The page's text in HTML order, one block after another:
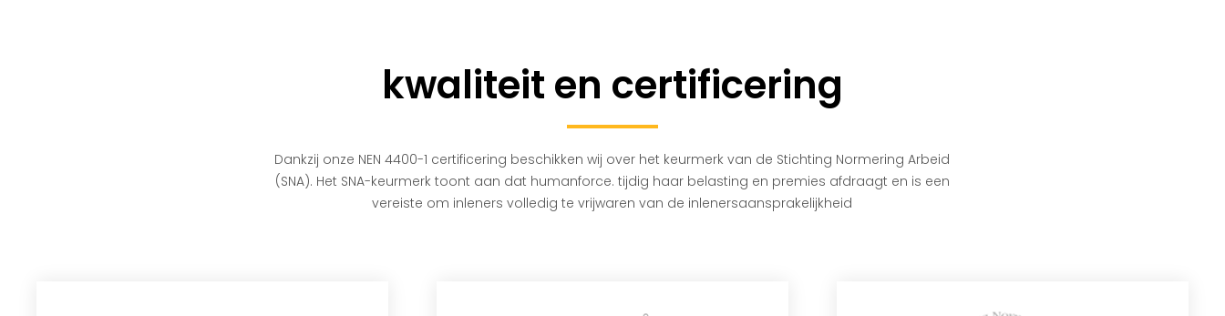
kwaliteit en certificering
Dankzij onze NEN 4400-1 certificering beschikken wij over het keurmerk van de Stichting Normering Arbeid
(SNA). Het SNA-keurmerk toont aan dat humanforce. tijdig haar belasting en premies afdraagt en is een
vereiste om inleners volledig te vrijwaren van de inlenersaansprakelijkheid